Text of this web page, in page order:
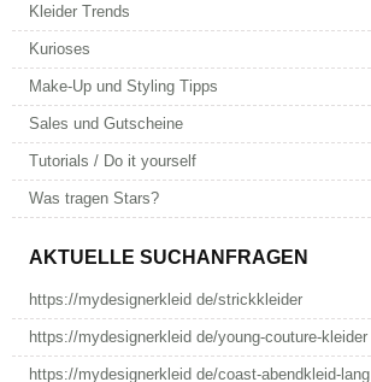
Kleider Trends
Kurioses
Make-Up und Styling Tipps
Sales und Gutscheine
Tutorials / Do it yourself
Was tragen Stars?
AKTUELLE SUCHANFRAGEN
https://mydesignerkleid de/strickkleider
https://mydesignerkleid de/young-couture-kleider
https://mydesignerkleid de/coast-abendkleid-lang